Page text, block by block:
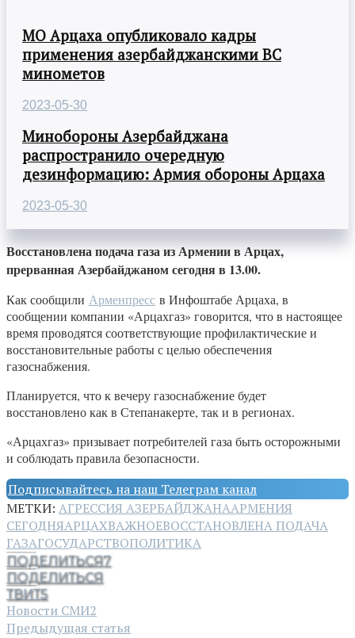
МО Арцаха опубликовало кадры
применения азербайджанскими ВС
минометов
2023-05-30
Минобороны Азербайджана
распространило очередную
дезинформацию: Армия обороны Арцаха
2023-05-30
Восстановлена подача газа из Армении в Арцах,
прерванная Азербайджаном сегодня в 13.00.
Как сообщили Арменпресс в Инфоштабе Арцаха, в
сообщении компании «Арцахгаз» говорится, что в настоящее
время проводятся соответствующие профилактические и
восстановительные работы с целью обеспечения
газоснабжения.
Планируется, что к вечеру газоснабжение будет
восстановлено как в Степанакерте, так и в регионах.
«Арцахгаз» призывает потребителей газа быть осторожными
и соблюдать правила безопасности.
Подписывайтесь на наш Телеграм канал
МЕТКИ: АГРЕССИЯ АЗЕРБАЙДЖАНААРМЕНИЯ
СЕГОДНЯАРЦАХВАЖНОЕВОССТАНОВЛЕНА ПОДАЧА
ГАЗАГОСУДАРСТВОПОЛИТИКА
ПОДЕЛИТЬСЯ7
ПОДЕЛИТЬСЯ
ТВИТ5
Новости СМИ2
Предыдущая статья